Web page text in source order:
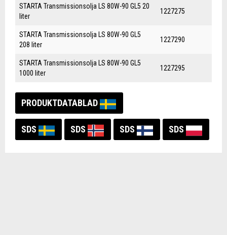
STARTA Transmissionsolja LS 80W-90 GL5 20
liter
1227275
STARTA Transmissionsolja LS 80W-90 GL5
208 liter
1227290
STARTA Transmissionsolja LS 80W-90 GL5
1000 liter
1227295
PRODUKTDATABLAD
SDS SDS SDS SDS